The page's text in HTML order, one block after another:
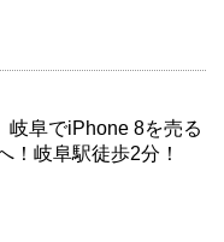
岐阜でiPhone 8を売る
！岐阜駅徒歩2分！